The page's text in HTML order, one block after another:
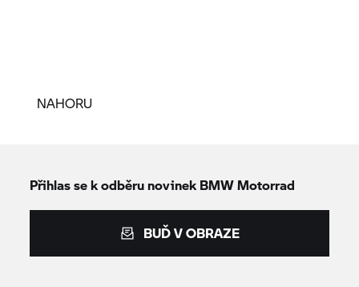
NAHORU
Přihlas se k odběru novinek BMW Motorrad
BUĎ V OBRAZE